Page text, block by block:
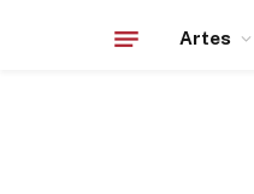
Artes